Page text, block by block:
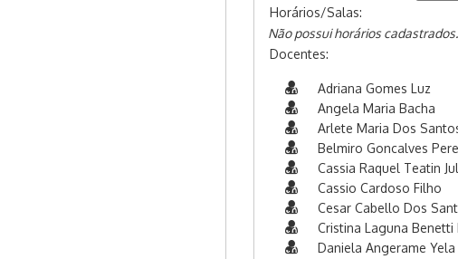
Horários/Salas:
Não possui horários cadastrados.
Docentes:
Adriana Gomes Luz
Angela Maria Bacha
Arlete Maria Dos
Belmiro Goncalves
Cassia Raquel Teatin
Cassio Cardoso Filho
Cesar Cabello Dos
Cristina Laguna Benetti
Daniela Angerame Yela